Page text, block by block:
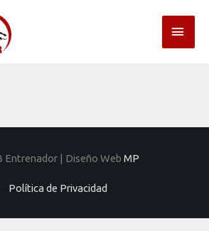
Entrenador | Diseño Web MP
Política de Privacidad